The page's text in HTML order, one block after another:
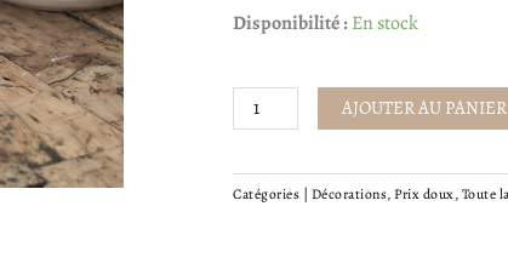
Disponibilité :En stock
quantité
Vase
Tom
AJOUTER AU PANIER
Catégories | Décorations,Prix doux,Toute